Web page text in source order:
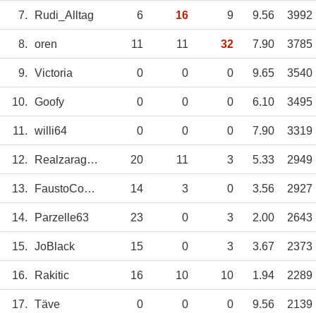
7. Rudi_Alltag 6 16 9 9.56 3992
8. oren 11 11 32 7.90 3785
9. Victoria 0 0 0 9.65 3540
10. Goofy 0 0 0 6.10 3495
11. willi64 0 0 0 7.90 3319
12. Realzaragoza 20 11 3 5.33 2949
13. FaustoCoppi 14 3 0 3.56 2927
14. Parzelle63 23 0 3 2.00 2643
15. JoBlack 15 0 3 3.67 2373
16. Rakitic 16 10 10 1.94 2289
17. Täve 0 0 0 9.56 2139